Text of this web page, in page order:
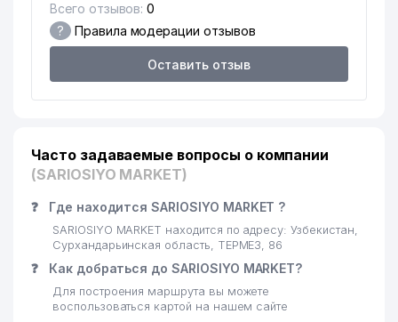
Всего отзывов: 0
? Правила модерации отзывов
Оставить отзыв
Часто задаваемые вопросы о компании
(SARIOSIYO MARKET)
❓ Где находится SARIOSIYO MARKET ?
SARIOSIYO MARKET находится по адресу: Узбекистан,
Сурхандарьинская область, ТЕРМЕЗ, 86
❓ Как добраться до SARIOSIYO MARKET?
Для построения маршрута вы можете
воспользоваться картой на нашем сайте